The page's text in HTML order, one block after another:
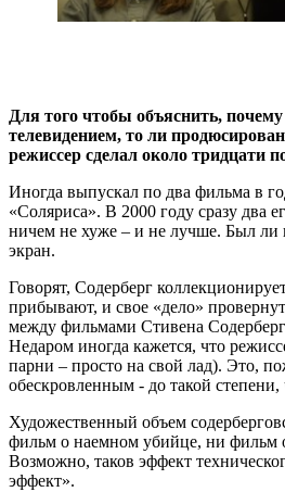
Для того чтобы объяснить,
телевидением, то ли
режиссер сделал около тридцати
Иногда выпускал по два фильма в
«Соляриса». В 2000 году сразу два
ничем не хуже – и не лучше. Был ли
экран.
Говорят, Содерберг
прибывают, и свое «дело»
между фильмами Стивена
Недаром иногда кажется, что
парни – просто на свой лад). Это,
обескровленным - до такой
Художественный объем
фильм о наемном убийце, ни фильм
Возможно, таков эффект
эффект».